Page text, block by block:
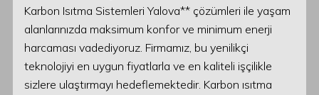
Karbon Isıtma Sistemleri Yalova** çözümleri ile yaşam
alanlarınızda maksimum konfor ve minimum enerji
harcaması vadediyoruz. Firmamız, bu yenilikçi
teknolojiyi en uygun fiyatlarla ve en kaliteli işçilikle
sizlere ulaştırmayı hedeflemektedir. Karbon ısıtma